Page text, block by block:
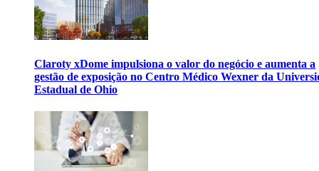
Claroty xDome impulsiona o valor do negócio e aumenta a
gestão de exposição no Centro Médico Wexner da
Estadual de Ohio